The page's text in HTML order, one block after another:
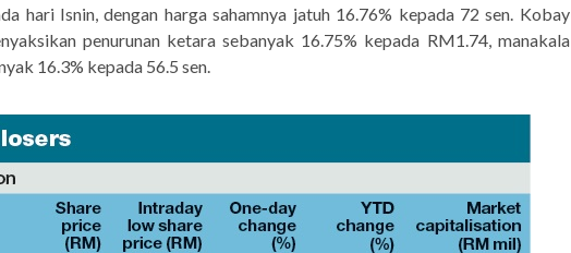
hari Isnin, dengan harga sahamnya jatuh 16.76% kepada 72 sen. Kobay
penurunan ketara sebanyak 16.75% kepada RM1.74, manakala
16.3% kepada 56.5 sen.